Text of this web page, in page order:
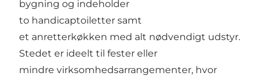
bygning og indeholder
to handicaptoiletter samt
et anretterkøkken med alt nødvendigt udstyr.
Stedet er ideelt til fester eller
mindre virksomhedsarrangementer, hvor